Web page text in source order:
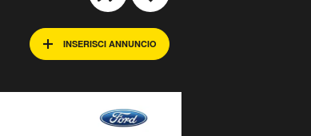
INSERISCI ANNUNCIO